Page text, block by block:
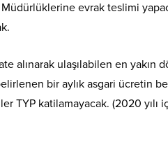
Müdürlüklerine evrak teslimi
alınarak ulaşılabilen en yakın
bir aylık asgari ücretin
TYP katilamayacak. (2020 yılı